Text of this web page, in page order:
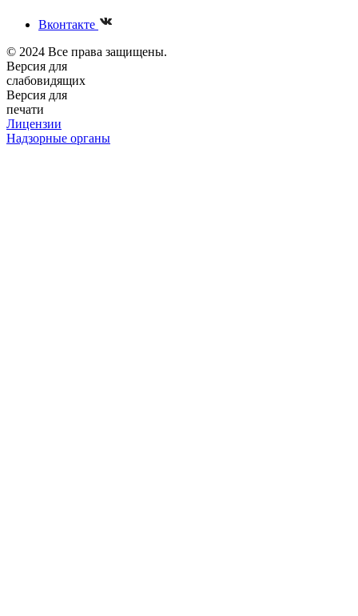
Вконтакте
© 2024 Все права защищены.
Версия для
слабовидящих
Версия для
печати
Лицензии
Надзорные органы